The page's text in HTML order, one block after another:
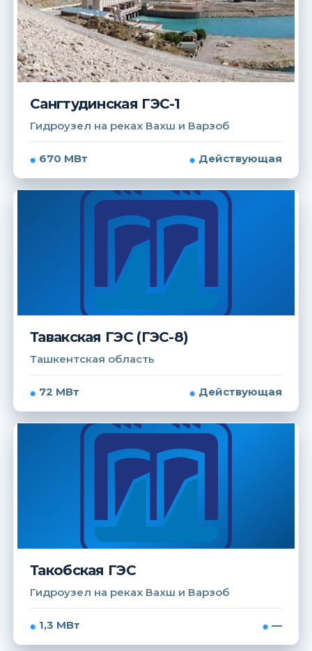
Сангтудинская ГЭС-1
Гидроузел на реках Вахш и Варзоб
670 МВт Действующая
Тавакская ГЭС (ГЭС-8)
Ташкентская область
72 МВт Действующая
Такобская ГЭС
Гидроузел на реках Вахш и Варзоб
1,3 МВт —